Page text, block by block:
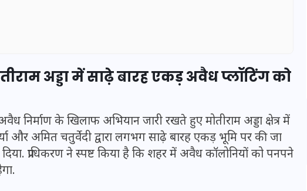
अड्डा में साढ़े बारह एकड़ अवैध प्लॉटिंग को
निर्माण के खिलाफ अभियान जारी रखते हुए मोतीराम अड्डा क्षेत्र में
और अमित चतुर्वेदी द्वारा लगभग साढ़े बारह एकड़ भूमि पर की जा
प्राधिकरण ने स्पष्ट किया है कि शहर में अवैध कॉलोनियों को पनपने
30 दिसम्बर 2025